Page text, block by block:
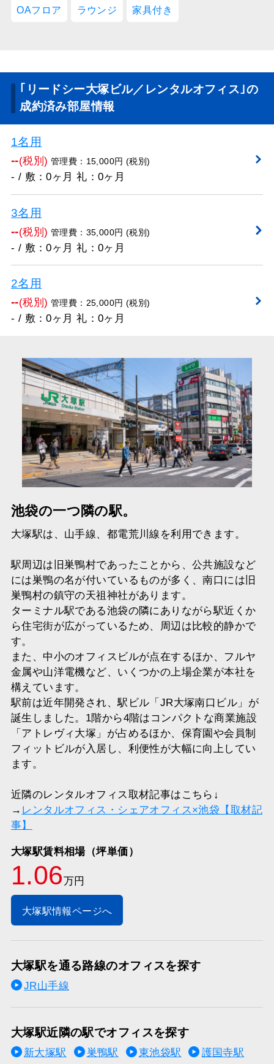
OAフロア ラウンジ 家具付き
｢リードシー大塚ビル／レンタルオフィス｣の
成約済み部屋情報
1名用
--(税別) 管理費：15,000円 (税別)
- / 敷：0ヶ月 礼：0ヶ月
3名用
--(税別) 管理費：35,000円 (税別)
- / 敷：0ヶ月 礼：0ヶ月
2名用
--(税別) 管理費：25,000円 (税別)
- / 敷：0ヶ月 礼：0ヶ月
池袋の一つ隣の駅。
大塚駅は、山手線、都電荒川線を利用できます。
駅周辺は旧巣鴨村であったことから、公共施設など
には巣鴨の名が付いているものが多く、南口には旧
巣鴨村の鎮守の天祖神社があります。
ターミナル駅である池袋の隣にありながら駅近くか
ら住宅街が広がっているため、周辺は比較的静かで
す。
また、中小のオフィスビルが点在するほか、フルヤ
金属や山洋電機など、いくつかの上場企業が本社を
構えています。
駅前は近年開発され、駅ビル「JR大塚南口ビル」が
誕生しました。1階から4階はコンパクトな商業施設
「アトレヴィ大塚」が占めるほか、保育園や会員制
フィットビルが入居し、利便性が大幅に向上してい
ます。
近隣のレンタルオフィス取材記事はこちら↓
→ レンタルオフィス・シェアオフィス×池袋【取材記
事】
大塚駅賃料相場（坪単価）
1.06万円
大塚駅情報ページへ
大塚駅を通る路線のオフィスを探す
JR山手線
大塚駅近隣の駅でオフィスを探す
新大塚駅 巣鴨駅 東池袋駅 護国寺駅